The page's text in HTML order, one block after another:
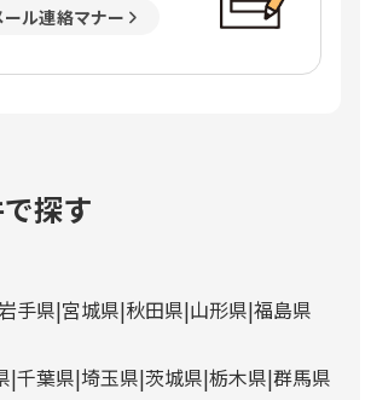
ル連絡マナー
探す
手県 宮城県 秋田県 山形県 福島県
千葉県 埼玉県 茨城県 栃木県 群馬県